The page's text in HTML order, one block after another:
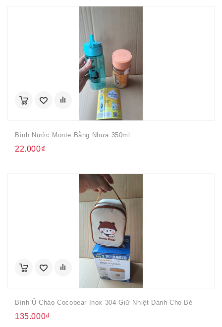
Bình Nước Monte Bằng Nhựa 350ml
22.000₫
Bình Ủ Cháo Cocobear Inox 304 Giữ Nhiệt Dành Cho Bé
135.000₫